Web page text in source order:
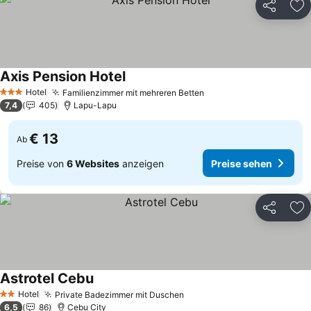
Teilen
3 SterneHotel Familienzimmer mit mehreren Betten
Axis Pension HotelPreise sehen
7,4 405 Lapu-Lapu
Ab € 13
Preise von 6 Websites anzeigen Preise sehen
Teilen
2 Sterne
Hotel Private Badezimmer mit Duschen
Astrotel CebuPreise sehen
6,5 86 Cebu City